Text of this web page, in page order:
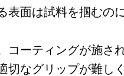
面は試料を掴むの
ーティングが施さ
なグリップが難し